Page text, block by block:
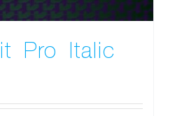
Pro Italic